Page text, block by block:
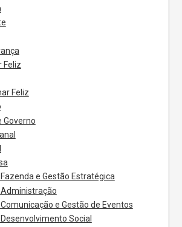
Feliz
Feliz
Governo
e Gestão Estratégica
e Gestão de Eventos
Social